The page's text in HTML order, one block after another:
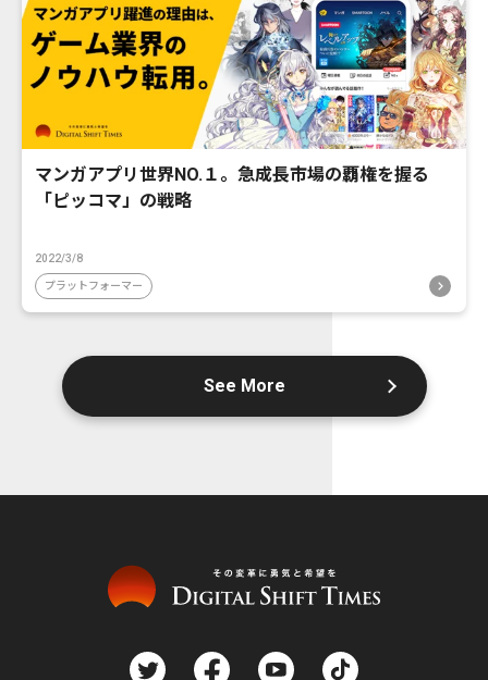
マンガアプリ世界NO.１。急成長市場の覇権を握る
「ピッコマ」の戦略
2022/3/8
プラットフォーマー
See More